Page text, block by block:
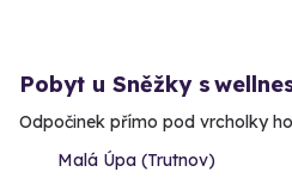
Pobyt u Sněžky s
Odpočinek přímo pod vrcholky
Malá Úpa (Trutnov)